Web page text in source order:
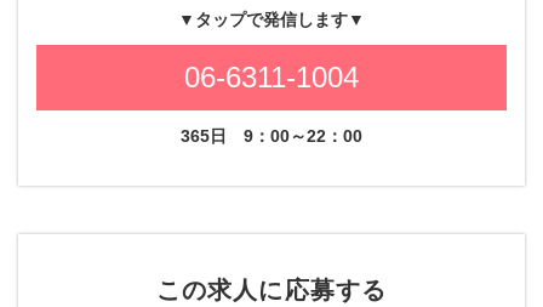
▼タップで発信します▼
06-6311-1004
365日 9：00～22：00
この求人に応募する